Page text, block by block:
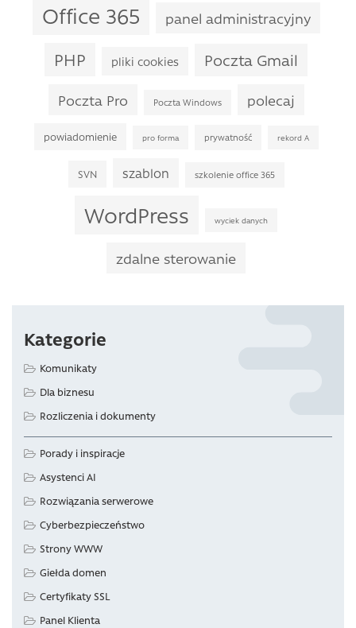
Office 365 panel administracyjny
PHP pliki cookies Poczta Gmail
Poczta Pro Poczta Windows polecaj
powiadomienie pro forma prywatność rekord A
SVN szablon szkolenie office 365
WordPress wyciek danych
zdalne sterowanie
Kategorie
Komunikaty
Dla biznesu
Rozliczenia i dokumenty
Porady i inspiracje
Asystenci AI
Rozwiązania serwerowe
Cyberbezpieczeństwo
Strony WWW
Giełda domen
Certyfikaty SSL
Panel Klienta